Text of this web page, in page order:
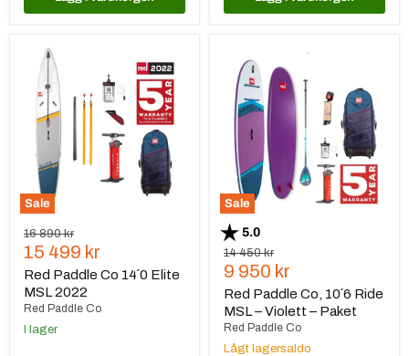
Sale
Paddle
Elite
2022
Ursprungspris
16 890 kr
Nuvarande
pris
15 499 kr
Red Paddle Co 14´0 Elite
MSL 2022
Red Paddle Co
I lager
Sale
Paddle
Co,
MSL
Violett
Paket
Betyg:
5.0
Ursprungspris
14 450 kr
Nuvarande
pris
9 950 kr
Red Paddle Co, 10´6 Ride
MSL – Violett – Paket
Red Paddle Co
Lågt lagersaldo